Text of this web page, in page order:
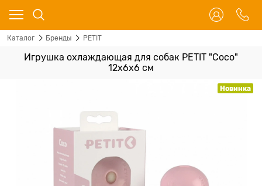
Каталог Бренды PETIT
Игрушка охлаждающая для собак PETIT "Coco"
12x6x6 см
Новинка